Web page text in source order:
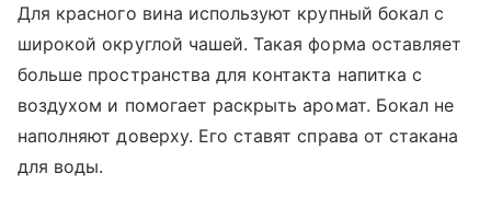
Для красного вина используют крупный бокал с
широкой округлой чашей. Такая форма оставляет
больше пространства для контакта напитка с
воздухом и помогает раскрыть аромат. Бокал не
наполняют доверху. Его ставят справа от стакана
для воды.